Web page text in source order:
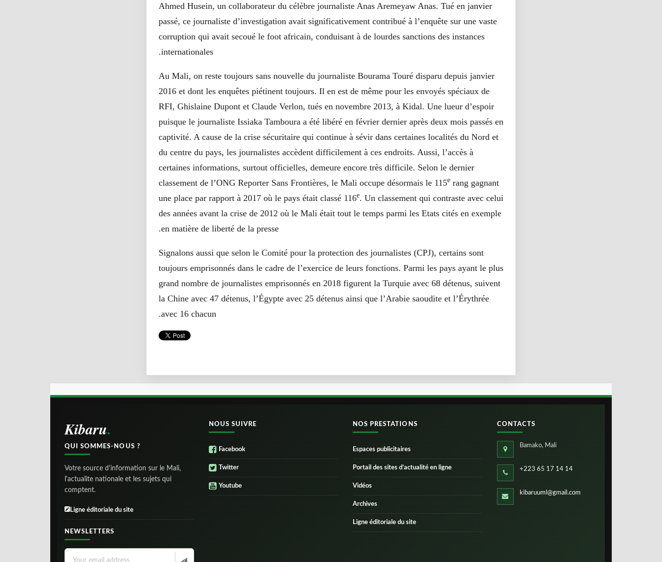
Ahmed Husein, un collaborateur du célèbre journaliste Anas Aremeyaw Anas. Tué en janvier
passé, ce journaliste d’investigation avait significativement contribué à l’enquête sur une vaste
corruption qui avait secoué le foot africain, conduisant à de lourdes sanctions des instances
internationales.
Au Mali, on reste toujours sans nouvelle du journaliste Bourama Touré disparu depuis janvier
2016 et dont les enquêtes piétinent toujours. Il en est de même pour les envoyés spéciaux de
RFI, Ghislaine Dupont et Claude Verlon, tués en novembre 2013, à Kidal. Une lueur d’espoir
puisque le journaliste Issiaka Tamboura a été libéré en février dernier après deux mois passés en
captivité. A cause de la crise sécuritaire qui continue à sévir dans certaines localités du Nord et
du centre du pays, les journalistes accèdent difficilement à ces endroits. Aussi, l’accès à
certaines informations, surtout officielles, demeure encore très difficile. Selon le dernier
classement de l’ONG Reporter Sans Frontières, le Mali occupe désormais le 115e rang gagnant
une place par rapport à 2017 où le pays était classé 116e. Un classement qui contraste avec celui
des années avant la crise de 2012 où le Mali était tout le temps parmi les Etats cités en exemple
en matière de liberté de la presse.
Signalons aussi que selon le Comité pour la protection des journalistes (CPJ), certains sont
toujours emprisonnés dans le cadre de l’exercice de leurs fonctions. Parmi les pays ayant le plus
grand nombre de journalistes emprisonnés en 2018 figurent la Turquie avec 68 détenus, suivent
la Chine avec 47 détenus, l’Égypte avec 25 détenus ainsi que l’Arabie saoudite et l’Érythrée
avec 16 chacun.
Kibaru
QUI SOMMES-NOUS ?
Votre source d'information sur le Mali,
l'actualite nationale et les sujets qui
comptent.
Ligne éditoriale du site
NEWSLETTERS
NOUS SUIVRE
Facebook
Twitter
Youtube
NOS PRESTATIONS
Espaces publicitaires
Portail des sites d’actualité en ligne
Vidéos
Archives
Ligne éditoriale du site
CONTACTS
Bamako, Mali
+223 65 17 14 14
kibaruuml@gmail.com